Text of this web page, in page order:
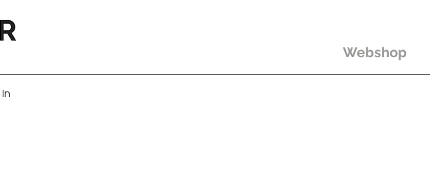
In
Webshop